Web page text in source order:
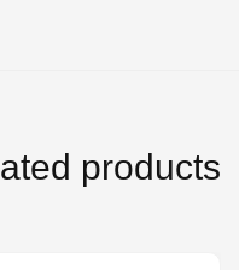
products